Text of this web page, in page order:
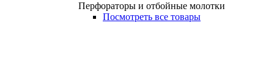
Перфораторы и отбойные молотки
Посмотреть все товары